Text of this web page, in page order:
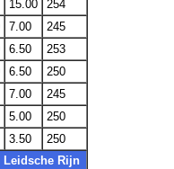
15.00
254
7.00
245
6.50
253
6.50
250
7.00
245
5.00
250
3.50
250
Leidsche Rijn